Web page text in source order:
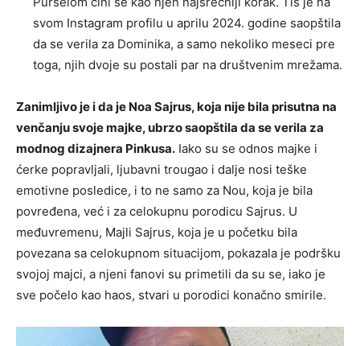
svom Instagram profilu u aprilu 2024. godine saopštila
da se verila za Dominika, a samo nekoliko meseci pre
toga, njih dvoje su postali par na društvenim mrežama.
Zanimljivo je i da je Noa Sajrus, koja nije bila prisutna na
venčanju svoje majke, ubrzo saopštila da se verila za
modnog dizajnera Pinkusa. Iako su se odnos majke i
ćerke popravljali, ljubavni trougao i dalje nosi teške
emotivne posledice, i to ne samo za Nou, koja je bila
povređena, već i za celokupnu porodicu Sajrus. U
međuvremenu, Majli Sajrus, koja je u početku bila
povezana sa celokupnom situacijom, pokazala je podršku
svojoj majci, a njeni fanovi su primetili da su se, iako je
sve počelo kao haos, stvari u porodici konačno smirile.